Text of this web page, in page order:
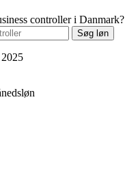
controller i Danmark?
Søg løn